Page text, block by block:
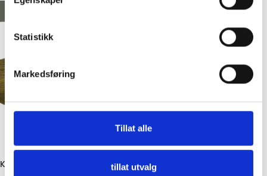
Statistikk
Markedsføring
Tillat alle
tillat utvalg
Knute, brun antikk Fyrtårn i tre, hvit